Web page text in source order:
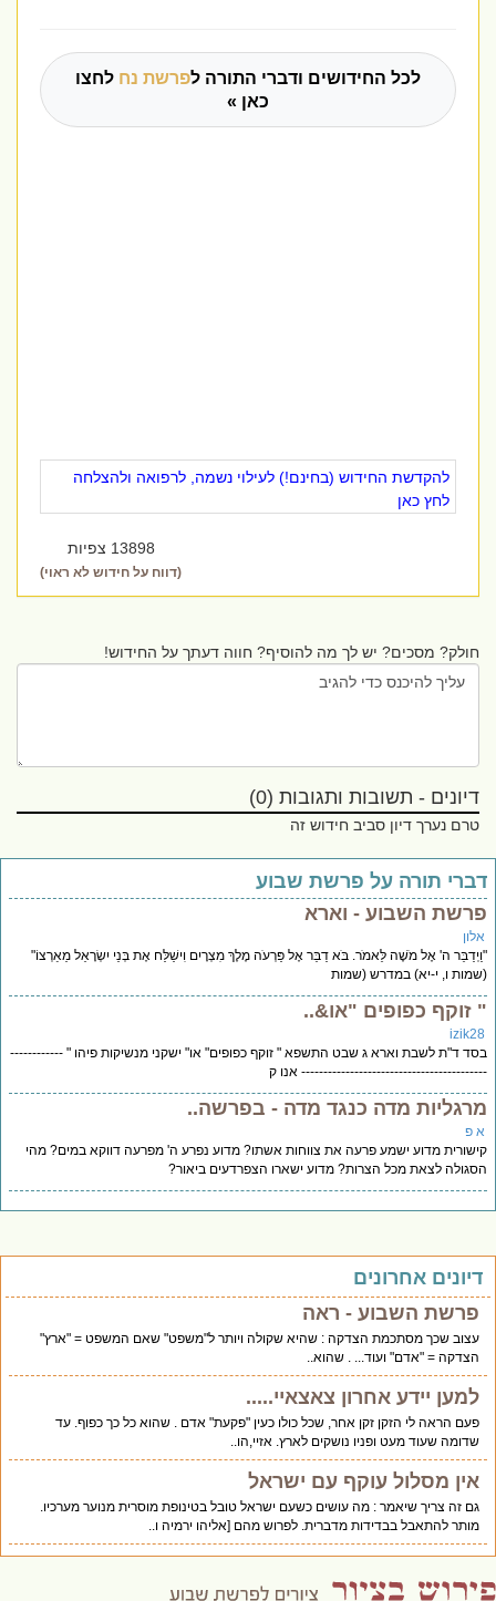
לכל החידושים ודברי התורה לפרשת נחלחצו
כאן »
להקדשת החידוש (בחינם!) לעילוי נשמה, לרפואה ולהצלחה
לחץ כאן
13898 צפיות
(דווח על חידוש לא ראוי)
חולק? מסכים? יש לך מה להוסיף? חווה דעתך על החידוש!
דיונים - תשובות ותגובות (0)
טרם נערך דיון סביב חידוש זה
תורה על פרשת שבוע
השבוע - וארא
ה' אֶל מֹשֶׁה לֵּאמֹר. בֹּא דַבֵּר אֶל פַּרְעֹה מֶלֶךְ מִצְרָיִם וִישַׁלַּח אֶת בְּנֵי יִשְׂרָאֵל מֵאַרְצוֹ"
ו, י-יא) במדרש (שמות
זוקף כפופים "או&..
ד"ת לשבת וארא ג שבט התשפא " זוקף כפופים" או" ישקני מנשיקות פיהו " ------------
אנו ק
מדה כנגד מדה - בפרשה..
פ
מדוע ישמע פרעה את צווחות אשתו? מדוע נפרע ה' מפרעה דווקא במים? מהי
לצאת מכל הצרות? מדוע ישארו הצפרדעים ביאור?
אחרונים
פרשת השבוע - ראה
עצוב שכך מסתכמת הצדקה : שהיא שקולה ויותר ל"משפט" שאם המשפט = "ארץ"
הצדקה = "אדם" ועוד... . שהוא..
למען יידע אחרון צאצאיי.....
פעם הראה לי הזקן זקן אחר, שכל כולו כעין "פקעת" אדם . שהוא כל כך כפוף. עד
שדומה שעוד מעט ופניו נושקים לארץ. אזיי,הו..
אין מסלול עוקף עם ישראל
גם זה צריך שיאמר : מה עושים כשעם ישראל טובל בטינופת מוסרית מנוער מערכיו.
מותר להתאבל בבדידות מדברית. לפרוש מהם [אליהו ירמיה ו..